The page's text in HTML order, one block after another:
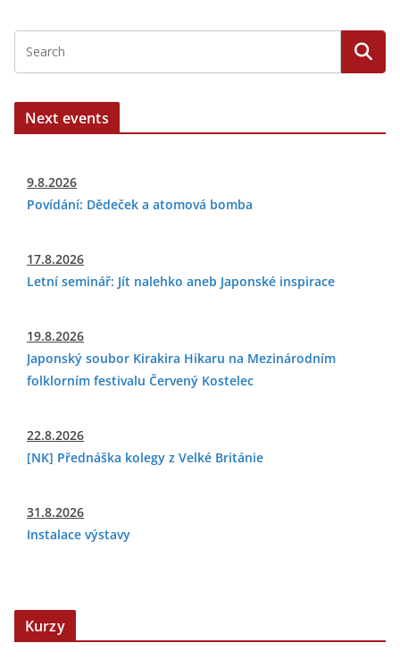
Next events
9.8.2026
Povídání: Dědeček a atomová bomba
17.8.2026
Letní seminář: Jít nalehko aneb Japonské inspirace
19.8.2026
Japonský soubor Kirakira Hikaru na Mezinárodním
folklorním festivalu Červený Kostelec
22.8.2026
[NK] Přednáška kolegy z Velké Británie
31.8.2026
Instalace výstavy
Kurzy